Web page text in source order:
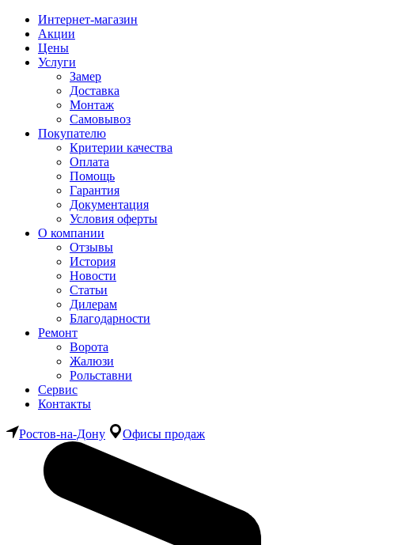
Интернет-магазин
Акции
Цены
Услуги
Замер
Доставка
Монтаж
Самовывоз
Покупателю
Критерии качества
Оплата
Помощь
Гарантия
Документация
Условия оферты
О компании
Отзывы
История
Новости
Статьи
Дилерам
Благодарности
Ремонт
Ворота
Жалюзи
Рольставни
Сервис
Контакты
Ростов-на-Дону Офисы продаж